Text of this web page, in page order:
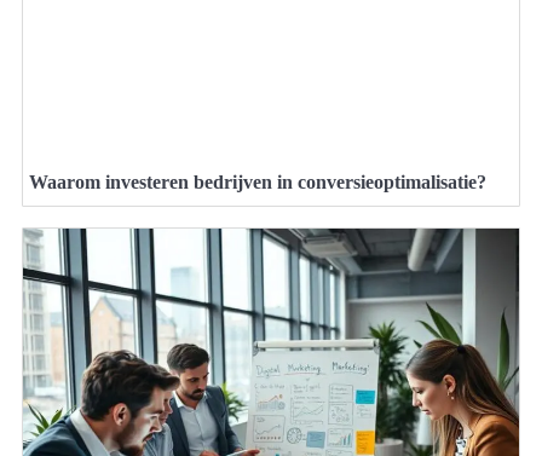
Waarom investeren bedrijven in conversieoptimalisatie?